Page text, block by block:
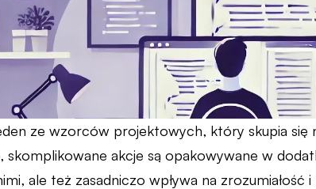
ze wzorców projektowych, który skupia się
skomplikowane akcje są opakowywane w
ale też zasadniczo wpływa na zrozumiałość